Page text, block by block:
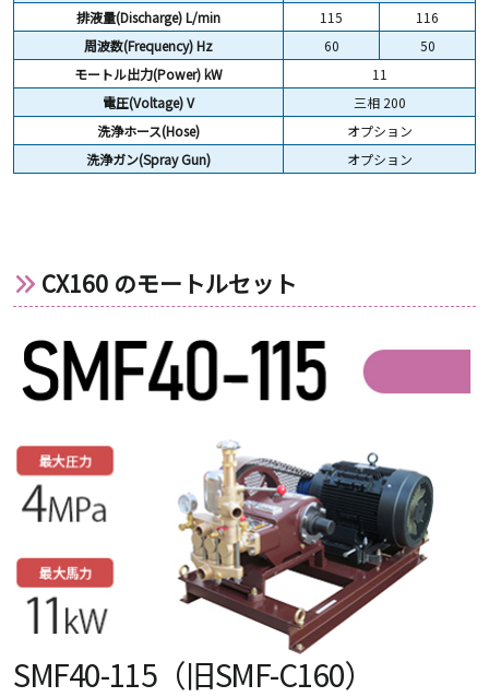
排液量(Discharge) L/min
115
116
周波数(Frequency) Hz
60
50
モートル出力(Power) kW
11
電圧(Voltage) V
三相 200
洗浄ホース(Hose)
オプション
洗浄ガン(Spray Gun)
オプション
CX160 のモートルセット
SMF40-115（旧SMF-C160）